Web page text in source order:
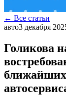
← Все статьи
авто3 декабря
Голикова